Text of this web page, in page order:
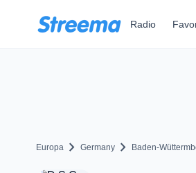
Radio
Europa chevron_right Germany chevron_right Baden-